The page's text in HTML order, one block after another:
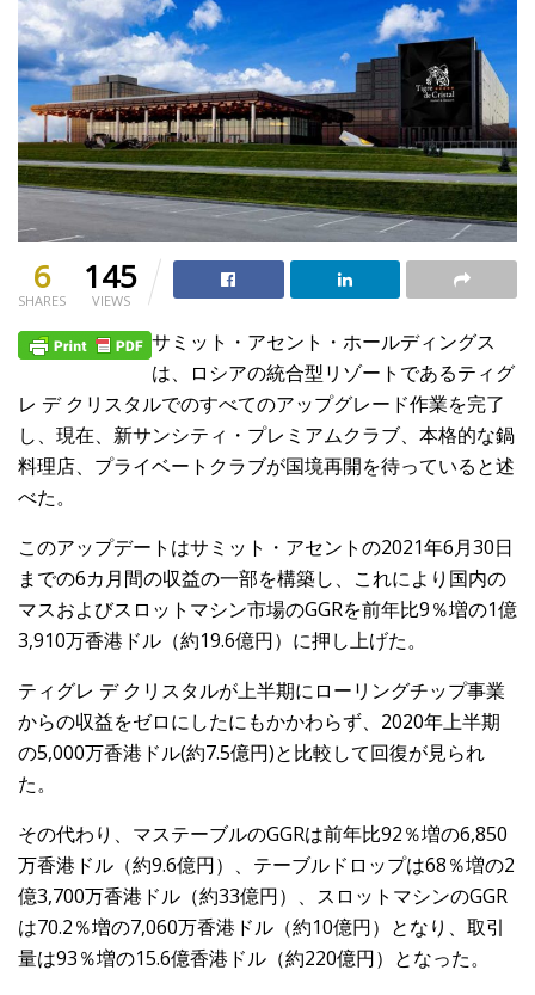
6
SHARES
145
VIEWS
サミット・アセント・ホールディングス
は、ロシアの統合型リゾートであるティグ
レ デ クリスタルでのすべてのアップグレード作業を完了
し、現在、新サンシティ・プレミアムクラブ、本格的な鍋
料理店、プライベートクラブが国境再開を待っていると述
べた。
このアップデートはサミット・アセントの2021年6月30日
までの6カ月間の収益の一部を構築し、これにより国内の
マスおよびスロットマシン市場のGGRを前年比9％増の1億
3,910万香港ドル（約19.6億円）に押し上げた。
ティグレ デ クリスタルが上半期にローリングチップ事業
からの収益をゼロにしたにもかかわらず、2020年上半期
の5,000万香港ドル(約7.5億円)と比較して回復が見られ
た。
その代わり、マステーブルのGGRは前年比92％増の6,850
万香港ドル（約9.6億円）、テーブルドロップは68％増の2
億3,700万香港ドル（約33億円）、スロットマシンのGGR
は70.2％増の7,060万香港ドル（約10億円）となり、取引
量は93％増の15.6億香港ドル（約220億円）となった。